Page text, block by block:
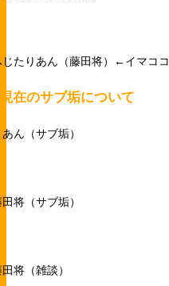
じたりあん（藤田将）←イマココ
在のサブ垢について
あん（サブ垢）
田将（サブ垢）
将（雑談）